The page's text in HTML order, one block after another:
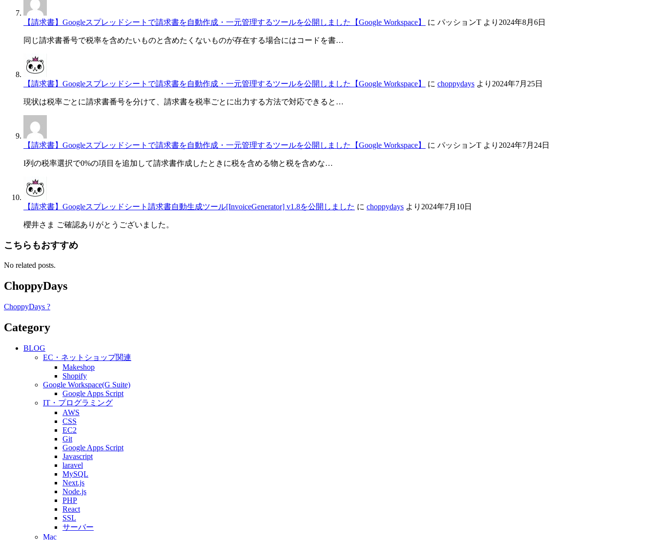
【請求書】Googleスプレッドシートで請求書を自動作成・一元管理するツールを公開しました【Google Workspace】 に パッションT より 2024年8月6日
同じ請求書番号で税率を含めたいものと含めたくないものが存在する場合にはコードを書…
【請求書】Googleスプレッドシートで請求書を自動作成・一元管理するツールを公開しました【Google Workspace】 に choppydays より 2024年7月25日
現状は税率ごとに請求書番号を分けて、請求書を税率ごとに出力する方法で対応できると…
【請求書】Googleスプレッドシートで請求書を自動作成・一元管理するツールを公開しました【Google Workspace】 に パッションT より 2024年7月24日
I列の税率選択で0%の項目を追加して請求書作成したときに税を含める物と税を含めな…
【請求書】Googleスプレッドシート請求書自動生成ツール[InvoiceGenerator] v1.8を公開しました に choppydays より 2024年7月10日
櫻井さま ご確認ありがとうございました。
こちらもおすすめ
No related posts.
ChoppyDays
ChoppyDays ?
Category
BLOG
EC・ネットショップ関連
Makeshop
Shopify
Google Workspace(G Suite)
Google Apps Script
IT・プログラミング
AWS
CSS
EC2
Git
Google Apps Script
Javascript
laravel
MySQL
Next.js
Node.js
PHP
React
SSL
サーバー
Mac